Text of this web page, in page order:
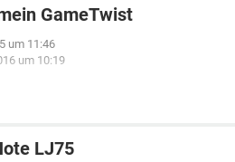
GameTwist
um 11:46
um 10:19
LJ75